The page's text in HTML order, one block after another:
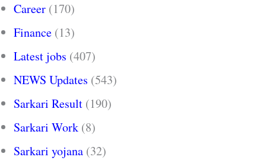
Career (170)
Finance (13)
Latest jobs (407)
NEWS Updates (543)
Sarkari Result (190)
Sarkari Work (8)
Sarkari yojana (32)